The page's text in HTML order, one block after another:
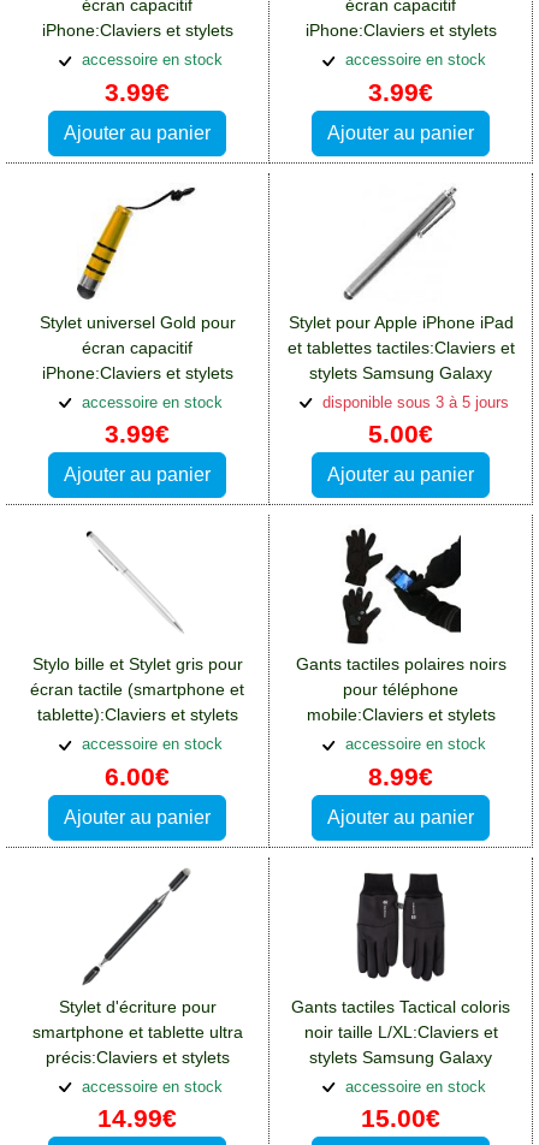
écran capacitif
iPhone:Claviers et stylets
Samsung Galaxy A14(5G)
accessoire en stock
3.99€
Ajouter au panier
écran capacitif
iPhone:Claviers et stylets
Samsung Galaxy A14(5G)
accessoire en stock
3.99€
Ajouter au panier
Stylet universel Gold pour
écran capacitif
iPhone:Claviers et stylets
Samsung Galaxy A14(5G)
accessoire en stock
3.99€
Ajouter au panier
Stylet pour Apple iPhone iPad
et tablettes tactiles:Claviers et
stylets Samsung Galaxy
A14(5G)
disponible sous 3 à 5 jours
5.00€
Ajouter au panier
Stylo bille et Stylet gris pour
écran tactile (smartphone et
tablette):Claviers et stylets
Samsung Galaxy A14(5G)
accessoire en stock
6.00€
Ajouter au panier
Gants tactiles polaires noirs
pour téléphone
mobile:Claviers et stylets
Samsung Galaxy A14(5G)
accessoire en stock
8.99€
Ajouter au panier
Stylet d'écriture pour
smartphone et tablette ultra
précis:Claviers et stylets
Samsung Galaxy A14(5G)
accessoire en stock
14.99€
Gants tactiles Tactical coloris
noir taille L/XL:Claviers et
stylets Samsung Galaxy
A14(5G)
accessoire en stock
15.00€